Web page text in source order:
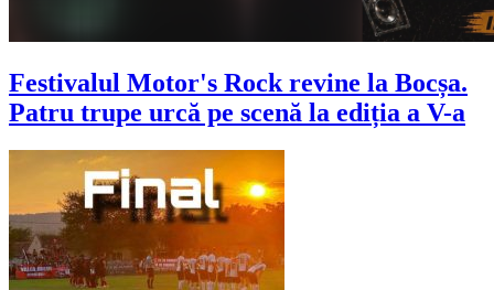
Festivalul Motor's Rock revine la Bocșa.
Patru trupe urcă pe scenă la ediția a V-a